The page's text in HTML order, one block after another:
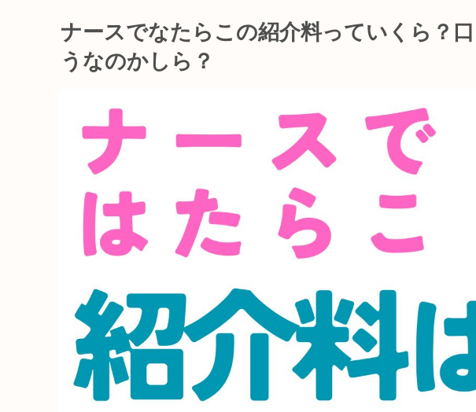
ナースでなたらこの紹介料っていくら？
うなのかしら？